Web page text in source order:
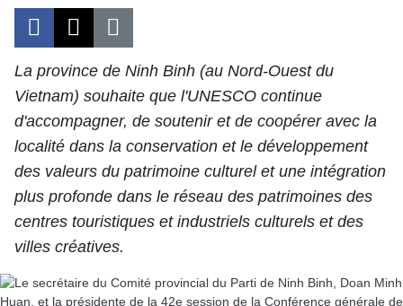
TOURISME
ENVIRONNEMENT
SPORT
FRANCOPHONIE
La province de Ninh Binh (au Nord-Ouest du
Vietnam) souhaite que l'UNESCO continue
d'accompagner, de soutenir et de coopérer avec la
localité dans la conservation et le développement
des valeurs du patrimoine culturel et une intégration
plus profonde dans le réseau des patrimoines des
centres touristiques et industriels culturels et des
villes créatives.